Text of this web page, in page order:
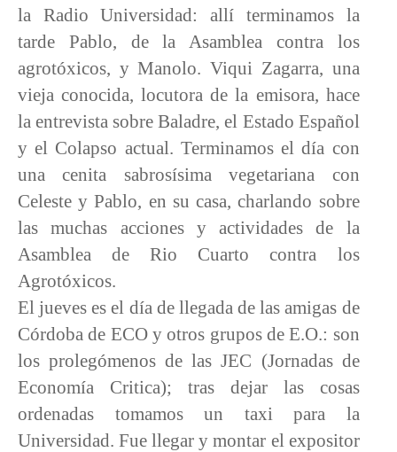
la Radio Universidad: allí terminamos la
tarde Pablo, de la Asamblea contra los
agrotóxicos, y Manolo. Viqui Zagarra, una
vieja conocida, locutora de la emisora, hace
la entrevista sobre Baladre, el Estado Español
y el Colapso actual. Terminamos el día con
una cenita sabrosísima vegetariana con
Celeste y Pablo, en su casa, charlando sobre
las muchas acciones y actividades de la
Asamblea de Rio Cuarto contra los
Agrotóxicos.
El jueves es el día de llegada de las amigas de
Córdoba de ECO y otros grupos de E.O.: son
los prolegómenos de las JEC (Jornadas de
Economía Critica); tras dejar las cosas
ordenadas tomamos un taxi para la
Universidad. Fue llegar y montar el expositor